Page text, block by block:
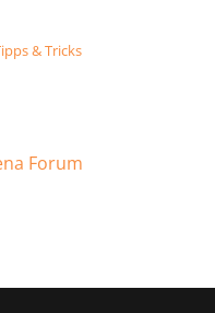
& Tricks
Forum